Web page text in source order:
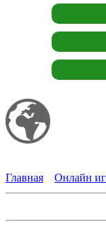
Главная
Онлайн